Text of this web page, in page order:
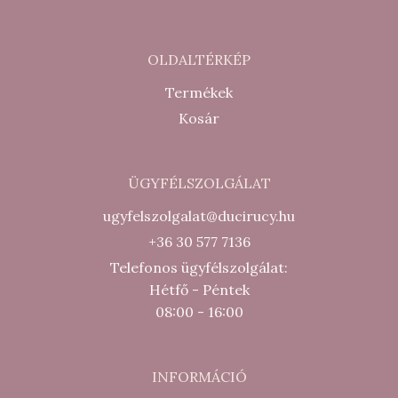
OLDALTÉRKÉP
Termékek
Kosár
ÜGYFÉLSZOLGÁLAT
ugyfelszolgalat@ducirucy.hu
+36 30 577 7136
Telefonos ügyfélszolgálat:
Hétfő - Péntek
08:00 - 16:00
INFORMÁCIÓ